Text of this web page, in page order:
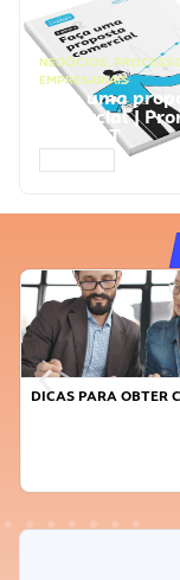
NEGÓCIOS,
EMPRESARIAIS
Faça uma
comercial |
ChatGPT
DICAS PARA OBTER